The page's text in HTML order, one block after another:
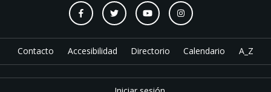
Contacto Accesibilidad Directorio Calendario A_Z